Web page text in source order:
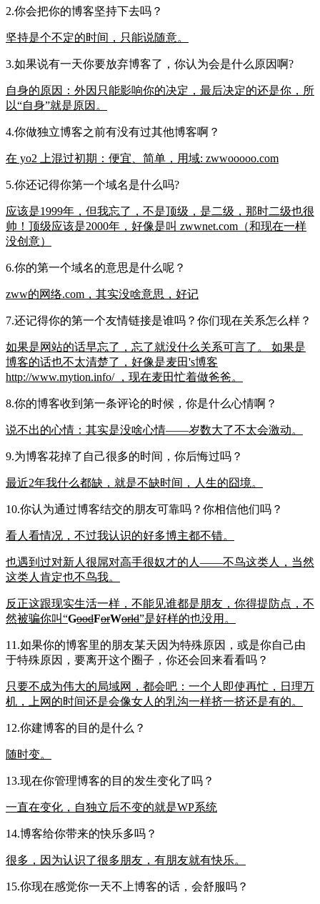
2.你会把你的博客坚持下去吗？
坚持是个不定的时间，只能说随意。
3.如果说有一天你要放弃博客了，你认为会是什么原因啊?
自身的原因：外因只能影响你的决定，最后决定的还是你，所
以“自身”就是原因。
4.你做独立博客之前有没有过其他博客啊？
在 yo2 上混过初期：便宜、简单，用域: zwwooooo.com
5.你还记得你第一个域名是什么吗?
应该是1999年，但我忘了，不是顶级，是二级，那时二级也很
帅！顶级应该是2000年，好像是叫 zwwnet.com（和现在一样
没创意）
6.你的第一个域名的意思是什么呢？
zww的网络.com，其实没啥意思，好记
7.还记得你的第一个友情链接是谁吗？你们现在关系怎么样？
如果是网站的话早忘了，忘了就没什么关系可言了。 如果是
博客的话也不太清楚了，好像是麦田's博客
http://www.mytion.info/ ，现在麦田忙着做爸爸。
8.你的博客收到第一条评论的时候，你是什么心情啊？
说不出的心情：其实是没啥心情——岁数大了不太会激动。
9.为博客花掉了自己很多的时间，你后悔过吗？
最近2年我什么都缺，就是不缺时间，人生的囧境。
10.你认为通过博客结交的朋友可靠吗？你相信他们吗？
看人看情况，不过我认识的好多博主都不错。
也遇到过对新人很屌对高手很奴才的人——不鸟这类人，当然
这类人肯定也不鸟我。
反正这跟现实生活一样，不能见谁都是朋友，你得提防点，不
然被骗你叫“GoodForWorld”是好样的也没用。
11.如果你的博客里的朋友某天因为特殊原因，或是你自己由
于特殊原因，要离开这个圈子，你还会回来看看吗？
只要不成为伟大的局域网，都会吧：一个人即使再忙，日理万
机，上网的时间还是会像女人的乳沟一样挤一挤还是有的。
12.你建博客的目的是什么？
随时变。
13.现在你管理博客的目的发生变化了吗？
一直在变化，自独立后不变的就是WP系统
14.博客给你带来的快乐多吗？
很多，因为认识了很多朋友，有朋友就有快乐。
15.你现在感觉你一天不上博客的话，会舒服吗？